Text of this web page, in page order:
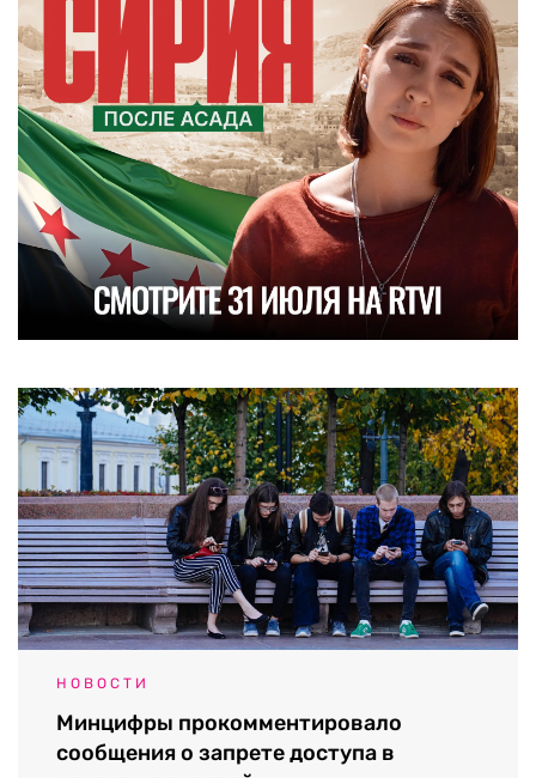
НОВОСТИ
Минцифры прокомментировало
сообщения о запрете доступа в